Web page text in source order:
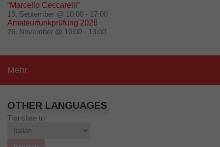
“Marcello Ceccarelli”
19. September @ 10:00 - 17:00
Amateurfunkprüfung 2026
26. November @ 10:00 - 13:00
Mehr
OTHER LANGUAGES
Translate to: